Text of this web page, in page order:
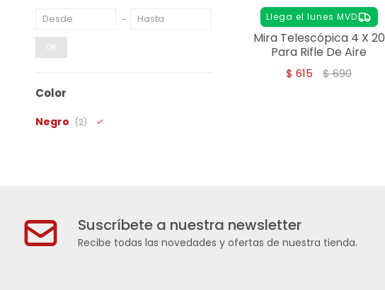
Llega el lunes MVD
Mira Telescópica 4 X 20
Para Rifle De Aire
$ 615 $690
OK
Color
Negro (2)
Suscríbete a nuestra newsletter
Recibe todas las novedades y ofertas de nuestra tienda.